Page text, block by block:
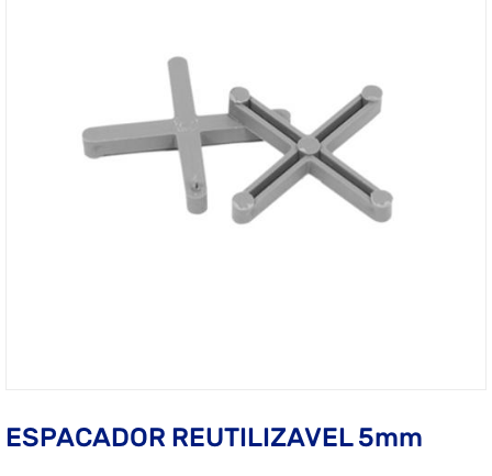
ESPACADOR REUTILIZAVEL 5mm